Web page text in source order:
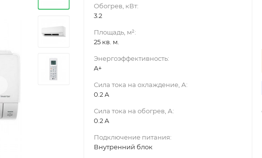
Обогрев, кВт:
3.2
Площадь, м²:
25 кв. м.
Энергоэффективность:
A+
Сила тока на охлаждение, А:
0.2 А
Сила тока на обогрев, А:
0.2 А
Подключение питания:
Внутренний блок